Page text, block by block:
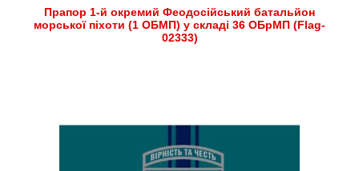
Прапор 1-й окремий Феодосійський батальйон
морської піхоти (1 ОБМП) у складі 36 ОБрМП (Flag-
02333)